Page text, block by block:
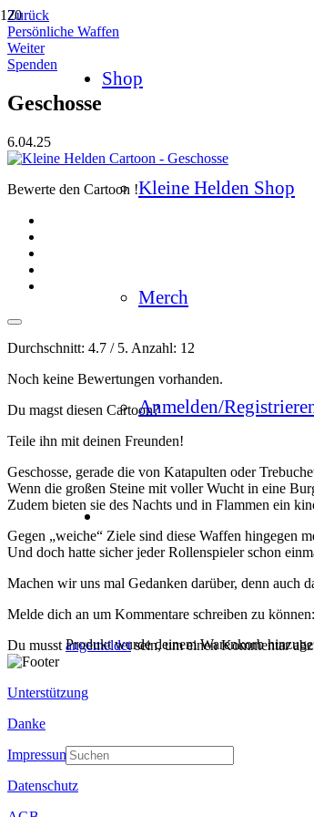
Shop
Kleine Helden Shop
Merch
Anmelden/
Produktwurde deinem Warenkorb
Zurück
Persönliche Waffen
Weiter
Spenden
Geschosse
6.04.25
Bewerte den Cartoon !
Durchschnitt: 4.7 / 5. Anzahl: 12
Noch keine Bewertungen vorhanden.
Du magst diesen Cartoon?
Teile ihn mit deinen Freunden!
Geschosse, gerade die von Katapulten oder
Wenn die großen Steine mit voller Wucht in eine
Zudem bieten sie des Nachts und in Flammen ein
Gegen „weiche“ Ziele sind diese Waffen hingegen
Und doch hatte sicher jeder Rollenspieler schon
Machen wir uns mal Gedanken darüber, denn auch
Melde dich an um Kommentare schreiben zu können:
Du musst angemeldetsein, um einen Kommentar
Unterstützung
Danke
Impressum
Datenschutz